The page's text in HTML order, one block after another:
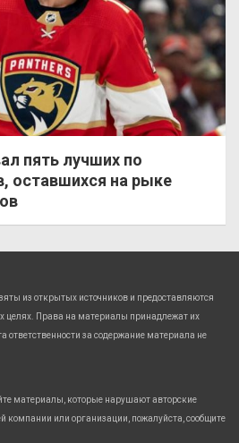
пять лучших по
оставшихся на рыке
из открытых источников и предоставляются
целях. Права на материалы принадлежат их
за содержание материала не
материалы, которые нарушают авторские
или организации, пожалуйста, сообщите